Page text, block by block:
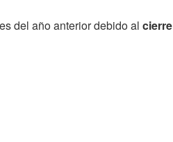
del año anterior debido al cierre